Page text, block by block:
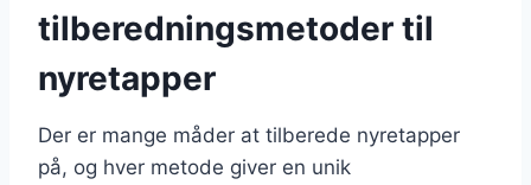
tilberedningsmetoder til
nyretapper
Der er mange måder at tilberede nyretapper
på, og hver metode giver en unik